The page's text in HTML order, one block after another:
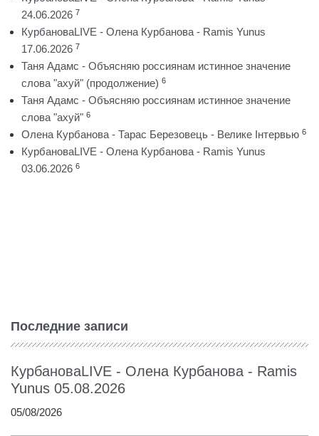
24.06.2026 7
КурбановаLIVE - Олена Курбанова - Ramis Yunus
17.06.2026 7
Таня Адамс - Объясняю россиянам истинное значение
слова "ахуй" (продолжение) 6
Таня Адамс - Объясняю россиянам истинное значение
слова "ахуй" 6
Олена Курбанова - Тарас Березовець - Велике Інтервью 6
КурбановаLIVE - Олена Курбанова - Ramis Yunus
03.06.2026 6
Последние записи
КурбановаLIVE - Олена Курбанова - Ramis
Yunus 05.08.2026
05/08/2026